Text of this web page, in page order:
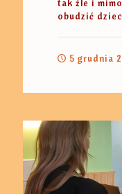
tak źle i
obudzić
5 grudnia